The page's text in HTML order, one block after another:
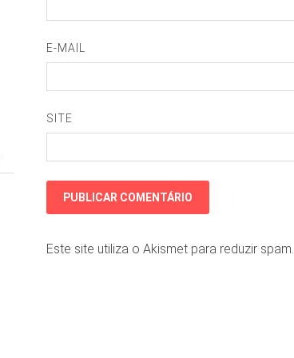
E-MAIL
SITE
Este site utiliza o Akismet para reduzir spam.